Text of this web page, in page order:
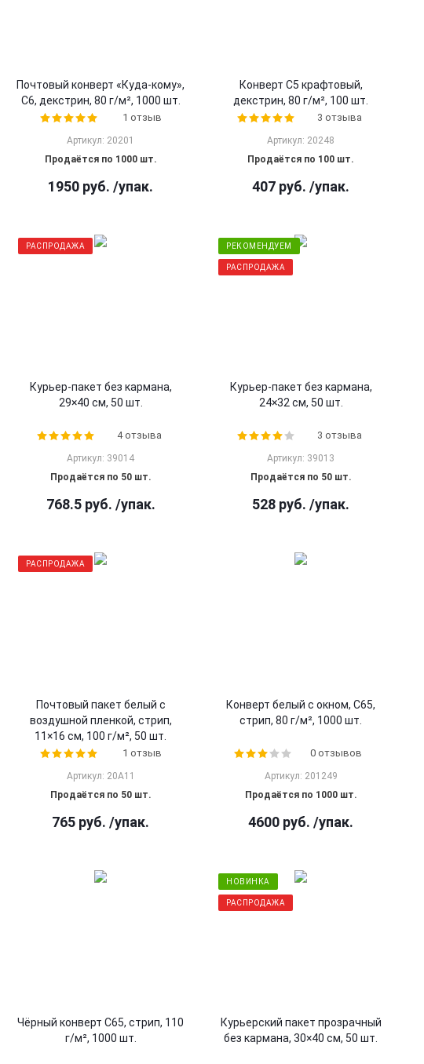
Почтовый конверт «Куда-кому»,
C6, декстрин, 80 г/м², 1000 шт.
1 отзыв
Артикул: 20201
Продаётся по 1000 шт.
1950 руб. /упак.
Конверт С5 крафтовый,
декстрин, 80 г/м², 100 шт.
3 отзыва
Артикул: 20248
Продаётся по 100 шт.
407 руб. /упак.
РАСПРОДАЖА
Курьер-пакет без кармана,
29×40 см, 50 шт.
4 отзыва
Артикул: 39014
Продаётся по 50 шт.
768.5 руб. /упак.
РЕКОМЕНДУЕМ
РАСПРОДАЖА
Курьер-пакет без кармана,
24×32 см, 50 шт.
3 отзыва
Артикул: 39013
Продаётся по 50 шт.
528 руб. /упак.
РАСПРОДАЖА
Почтовый пакет белый с
воздушной пленкой, стрип,
11×16 см, 100 г/м², 50 шт.
1 отзыв
Артикул: 20A11
Продаётся по 50 шт.
765 руб. /упак.
Конверт белый с окном, С65,
стрип, 80 г/м², 1000 шт.
0 отзывов
Артикул: 201249
Продаётся по 1000 шт.
4600 руб. /упак.
Чёрный конверт С65, стрип, 110
г/м², 1000 шт.
НОВИНКА
РАСПРОДАЖА
Курьерский пакет прозрачный
без кармана, 30×40 см, 50 шт.